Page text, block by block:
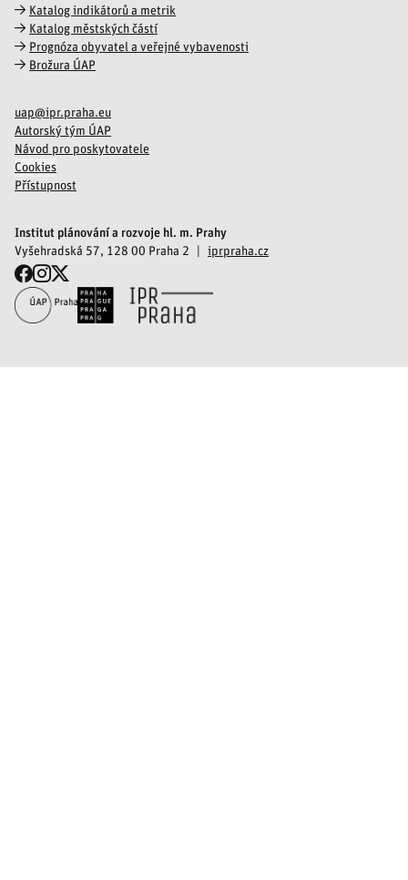
Katalog indikátorů a metrik
Katalog městských částí
Prognóza obyvatel a veřejné vybavenosti
Brožura ÚAP
uap@ipr.praha.eu
Autorský tým ÚAP
Návod pro poskytovatele
Cookies
Přístupnost
Institut plánování a rozvoje hl. m. Prahy
Vyšehradská 57, 128 00 Praha 2
iprpraha.cz